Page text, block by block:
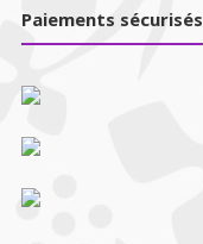
Paiements sécurisés